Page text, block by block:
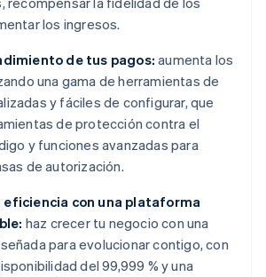
los ingresos.
de tus pagos: aumenta los
una gama de herramientas de
y fáciles de configurar, que
de protección contra el
y funciones avanzadas para
de autorización.
con una plataforma
haz crecer tu negocio con una
para evolucionar contigo, con
del 99,999 % y una